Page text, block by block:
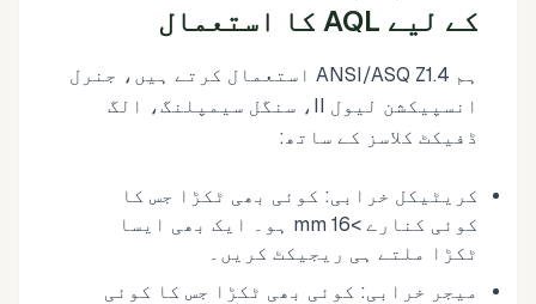
کے لیے AQL کا استعمال
ہم ANSI/ASQ Z1.4 استعمال کرتے ہیں، جنرل
انسپیکشن لیول II، سنگل سیمپلنگ، الگ
ڈفیکٹ کلاسز کے ساتھ:
کریٹیکل خرابی: کوئی بھی ٹکڑا جس کا
کوئی کنارے >16 mm ہو۔ ایک بھی ایسا
ٹکڑا ملتے ہی ریجیکٹ کریں۔
میجر خرابی: کوئی بھی ٹکڑا جس کا کوئی